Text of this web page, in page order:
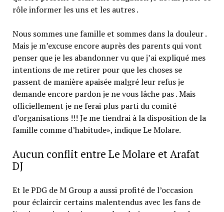
rôle informer les uns et les autres .
Nous sommes une famille et sommes dans la douleur .
Mais je m’excuse encore auprès des parents qui vont
penser que je les abandonner vu que j’ai expliqué mes
intentions de me retirer pour que les choses se
passent de manière apaisée malgré leur refus je
demande encore pardon je ne vous lâche pas . Mais
officiellement je ne ferai plus parti du comité
d’organisations !!! Je me tiendrai à la disposition de la
famille comme d’habitude», indique Le Molare.
Aucun conflit entre Le Molare et Arafat
DJ
Et le PDG de M Group a aussi profité de l’occasion
pour éclaircir certains malentendus avec les fans de